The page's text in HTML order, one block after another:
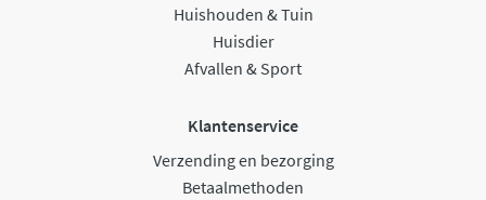
Huishouden & Tuin
Huisdier
Afvallen & Sport
Klantenservice
Verzending en bezorging
Betaalmethoden